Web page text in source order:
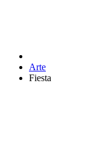
Аrte
Fiesta